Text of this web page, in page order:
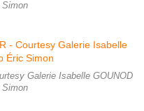
Galerie Isabelle GOUNOD